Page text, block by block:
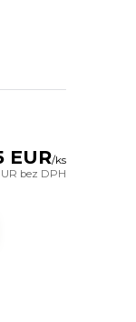
EUR/ks
bez DPH